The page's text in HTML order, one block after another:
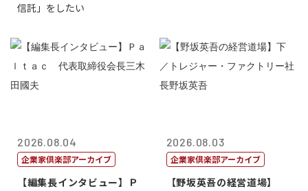
信託」をしたい
2026.08.04
企業家倶楽部アーカイブ
【編集長インタビュー】Ｐ
2026.08.03
企業家倶楽部アーカイブ
【野坂英吾の経営道場】